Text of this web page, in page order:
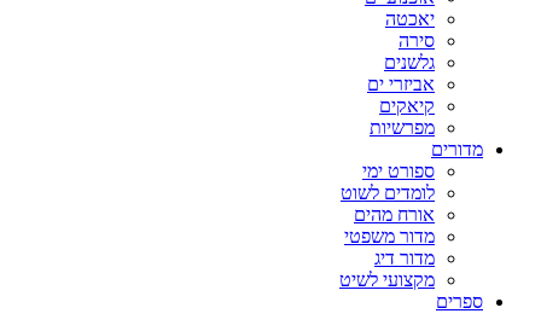
יאכטה
סירה
גלשנים
אביזרי ים
קיאקים
מפרשיות
מדורים
ספורט ימי
לומדים לשוט
אורח מהים
מדור משפטי
מדור דיג
מקצועי לשיט
ספרים